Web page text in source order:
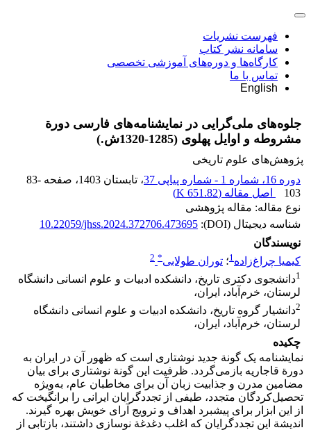
فهرست نشریات
سامانه نشر کتاب
کارگاه‌ها و دوره‌های آموزشی تخصصی
تماس با ما
English
جلوه‌های ملی‌گرایی در نمایشنامه‌های فارسی دورة
مشروطه و اوایل پهلوی (1285-1320ش.)
پژوهش‌های علوم تاریخی
دوره 16، شماره 1 - شماره پیاپی 37
، تابستان 1403 ، صفحه 83-
103
اصل مقاله (651.82 K
)
نوع مقاله: مقاله پژوهشی
شناسه دیجیتال (DOI):
10.22059/jhss.2024.372706.473695
نویسندگان
کیمیا چراغ‌زاده1؛ توران طولابی*
2
1دانشجوی دکتری تاریخ، دانشکده ادبیات و علوم انسانی دانشگاه
لرستان، خرم‌آباد، ایران،
2دانشیار گروه تاریخ، دانشکده ادبیات و علوم انسانی دانشگاه
لرستان، خرم‌آباد، ایران،
چکیده
نمایشنامه یک گونة‌ جدید نوشتاری است که ظهور آن در ایران به
دورة قاجاریه بازمی‌گردد. ظرفیت این گونة نوشتاری برای بیان
مضامین مدرن و جذابیت زبان آن برای مخاطبان عام، به‌ویژه
تحصیل‌کردگان متجدد، طیفی از تجددگرایان ایرانی را برانگیخت که
از این ابزار برای پیشبرد اهداف و ترویج آرای خویش بهره گیرند.
اندیشة این تجددگرایان که اغلب دغدغة نوسازی داشتند، بازتابی از